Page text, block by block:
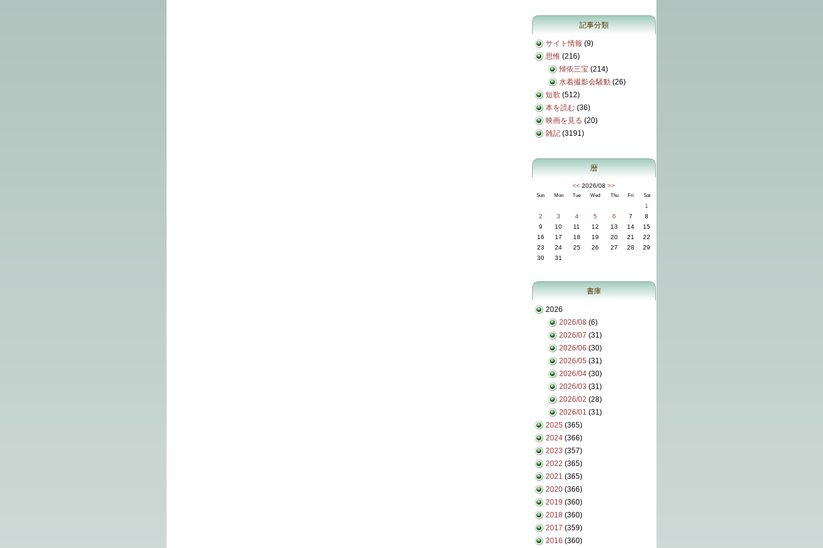
記事分類
サイト情報 (9)
思惟 (216)
帰依三宝 (214)
水着撮影会騒動 (26)
短歌 (512)
本を読む (36)
映画を見る (20)
雑記 (3191)
暦
<< 2026/08 >>
Sun Mon Tue Wed Thu Fri Sat
1
2
3 4 5 6 7
8
9
10 11 12 13 14
15
16
17 18 19 20 21
22
23
24 25 26 27 28
29
30
31
書庫
2026
2026/08 (6)
2026/07 (31)
2026/06 (30)
2026/05 (31)
2026/04 (30)
2026/03 (31)
2026/02 (28)
2026/01 (31)
2025 (365)
2024 (366)
2023 (357)
2022 (365)
2021 (365)
2020 (366)
2019 (360)
2018 (360)
2017 (359)
2016 (360)